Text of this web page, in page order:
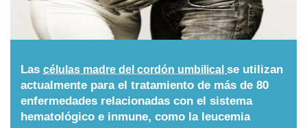
Calculadoras
Nombres
Cuentos
Las células madre del cordón umbilical se utilizan
actualmente para el tratamiento de más de 80
enfermedades relacionadas con el sistema
hematológico e inmune, como la leucemia